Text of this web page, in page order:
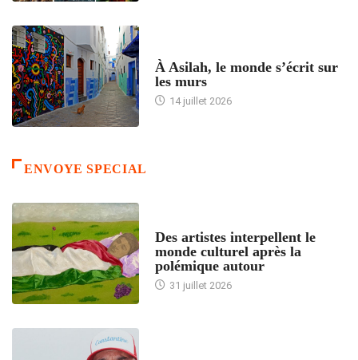
À Asilah, le monde s’écrit sur
les murs
14 juillet 2026
ENVOYE SPECIAL
Des artistes interpellent le
monde culturel après la
polémique autour
31 juillet 2026